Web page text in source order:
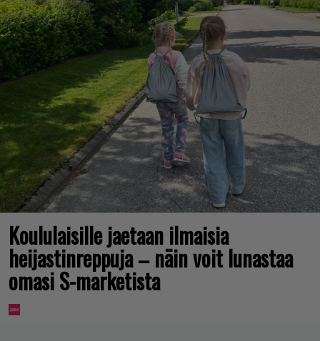
Koululaisille jaetaan ilmaisia
heijastinreppuja – näin voit lunastaa
omasi S-marketista